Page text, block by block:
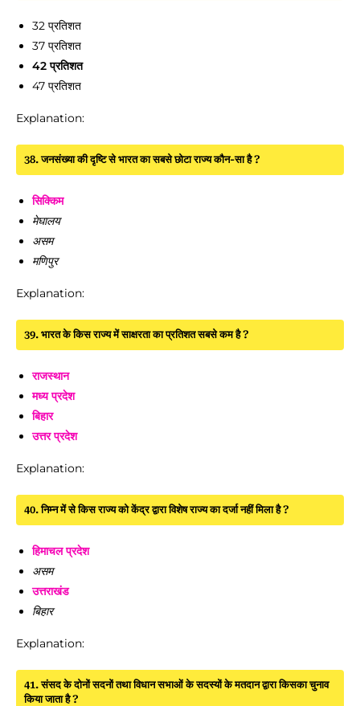
32 प्रतिशत
37 प्रतिशत
42 प्रतिशत
47 प्रतिशत
Explanation:
38. जनसंख्या की दृष्टि से भारत का सबसे छोटा राज्य कौन-सा है ?
सिक्किम
मेघालय
असम
मणिपुर
Explanation:
39. भारत के किस राज्य में साक्षरता का प्रतिशत सबसे कम है ?
राजस्थान
मध्य प्रदेश
बिहार
उत्तर प्रदेश
Explanation:
40. निम्न में से किस राज्य को केंद्र द्वारा विशेष राज्य का दर्जा नहीं मिला है ?
हिमाचल प्रदेश
असम
उत्तराखंड
बिहार
Explanation:
41. संसद के दोनों सदनों तथा विधान सभाओं के सदस्यों के मतदान द्वारा किसका चुनाव
किया जाता है ?